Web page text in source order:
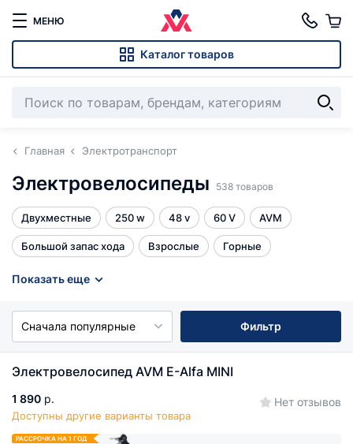
МЕНЮ
Каталог товаров
Главная Электротранспорт
Электровелосипеды 538 товаров
Двухместные 250 w 48 v 60 V AVM
Большой запас хода Взрослые Горные
Для пожилых
Права не нужны Складные Трехколесные
Показать еще
Сначала популярные Фильтр
Электровелосипед AVM E-Alfa MINI
1 890 р.
Доступны другие варианты товара
Нет отзывов
РАССРОЧКА НА 1 ГОД